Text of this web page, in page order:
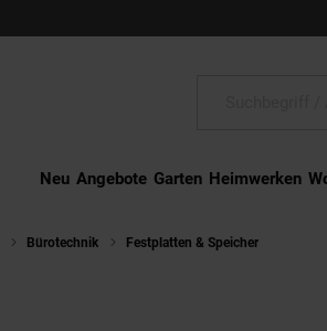
Neu Angebote Garten Heimwerken
Bürotechnik Festplatten & Speicher